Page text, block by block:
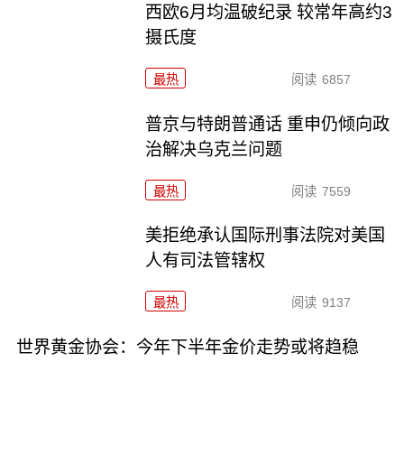
西欧6月均温破纪录 较常年高约3
摄氏度
最热 阅读 6857
普京与特朗普通话 重申仍倾向政
治解决乌克兰问题
最热 阅读 7559
美拒绝承认国际刑事法院对美国
人有司法管辖权
最热 阅读 9137
世界黄金协会：今年下半年金价走势或将趋稳